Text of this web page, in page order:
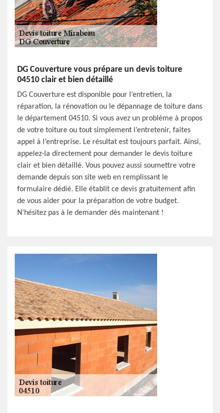
DG Couverture vous prépare un devis toiture
04510 clair et bien détaillé
DG Couverture est disponible pour l’entretien, la
réparation, la rénovation ou le dépannage de toiture dans
le département 04510. Si vous avez un problème à propos
de votre toiture ou tout simplement l’entretenir, faites
appel à l’entreprise. Le résultat est toujours parfait. Ainsi,
appelez-la directement pour demander le devis toiture
clair et bien détaillé. Vous pouvez aussi soumettre votre
demande depuis son site web en remplissant le
formulaire dédié. Elle établit ce devis gratuitement afin
de vous aider pour la préparation de votre budget.
N’hésitez pas à le demander dès maintenant !